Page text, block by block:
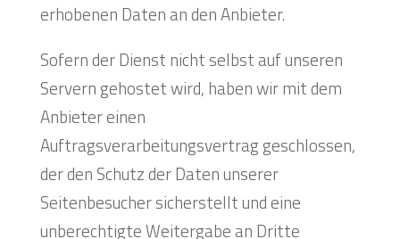
erhobenen Daten an den Anbieter.
Sofern der Dienst nicht selbst auf unseren
Servern gehostet wird, haben wir mit dem
Anbieter einen
Auftragsverarbeitungsvertrag geschlossen,
der den Schutz der Daten unserer
Seitenbesucher sicherstellt und eine
unberechtigte Weitergabe an Dritte